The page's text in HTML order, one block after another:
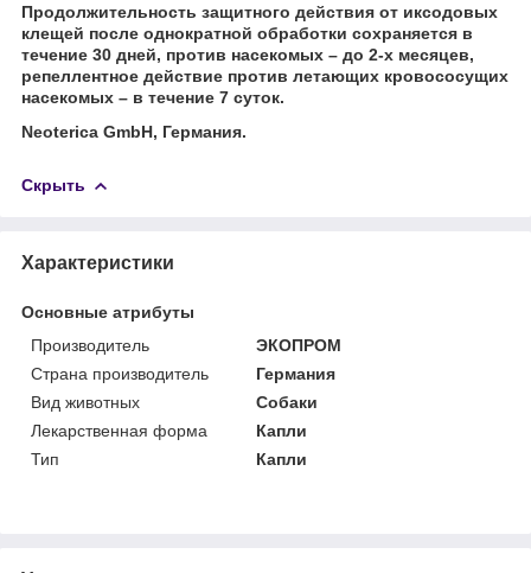
Продолжительность защитного действия от иксодовых
клещей после однократной обработки сохраняется в
течение 30 дней, против насекомых – до 2-х месяцев,
репеллентное действие против летающих кровососущих
насекомых – в течение 7 суток.
Neoterica GmbH, Германия.
Скрыть
Характеристики
Основные атрибуты
Производитель
ЭКОПРОМ
Страна производитель
Германия
Вид животных
Собаки
Лекарственная форма
Капли
Тип
Капли